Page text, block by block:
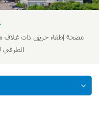
مضخة إطفاء حريق ذات غلاف
الطرفي